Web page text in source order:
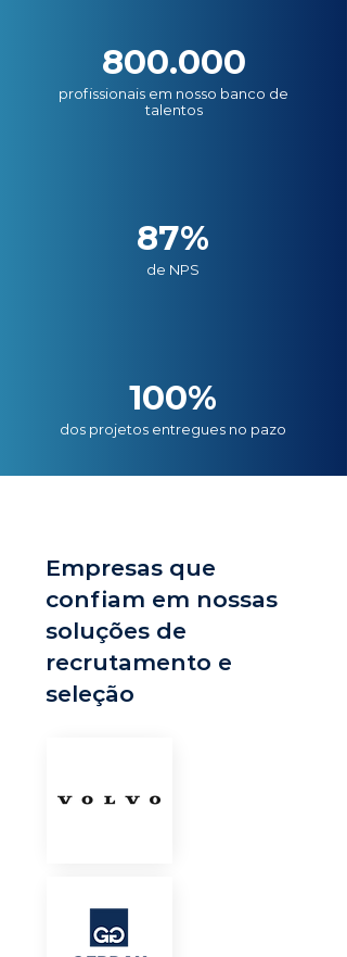
800.000
profissionais em nosso banco de
talentos
87%
de NPS
100%
dos projetos entregues no pazo
Empresas que
confiam em nossas
soluções de
recrutamento e
seleção